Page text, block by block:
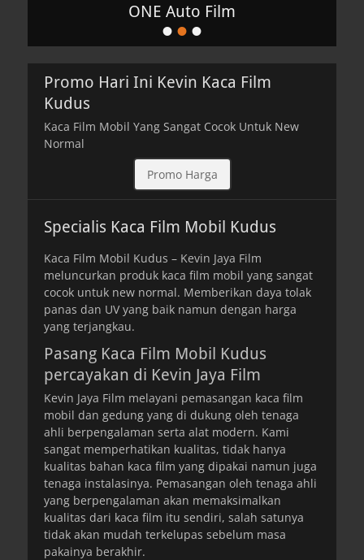
•••
ONE Auto Film
on
By
admin
Promo Hari Ini Kevin Kaca Film
Kudus
Kaca Film Mobil Yang Sangat Cocok Untuk New
Normal
Promo Harga
Specialis Kaca Film Mobil Kudus
Kaca Film Mobil Kudus – Kevin Jaya Film
meluncurkan produk kaca film mobil yang sangat
cocok untuk new normal. Memberikan daya tolak
panas dan UV yang baik namun dengan harga
yang terjangkau.
Pasang Kaca Film Mobil Kudus
percayakan di Kevin Jaya Film
Kevin Jaya Film melayani pemasangan kaca film
mobil dan gedung yang di dukung oleh tenaga
ahli berpengalaman serta alat modern. Kami
sangat memperhatikan kualitas, tidak hanya
kualitas bahan kaca film yang dipakai namun juga
tenaga instalasinya. Pemasangan oleh tenaga ahli
yang berpengalaman akan memaksimalkan
kualitas dari kaca film itu sendiri, salah satunya
tidak akan mudah terkelupas sebelum masa
pakainya berakhir.